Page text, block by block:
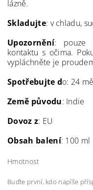
lázně.
Skladujte: v chladu,
Upozornění: pouze
kontaktu s očima.
vypláchněte je
Spotřebujte do: 24
Země původu: Indie
Dovoz z: EU
Obsah balení: 100 ml
Hmotnost
Buďte první, kdo napíše